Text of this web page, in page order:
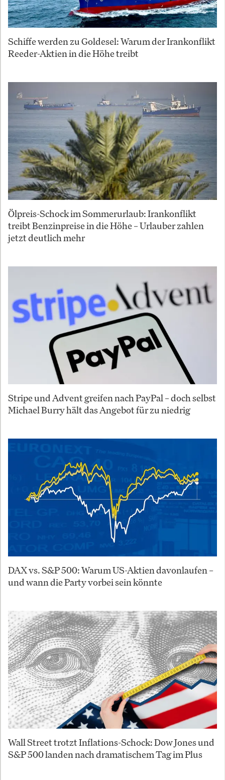
Schiffe werden zu Goldesel: Warum der Irankonflikt
Reeder-Aktien in die Höhe treibt
Ölpreis-Schock im Sommerurlaub: Irankonflikt
treibt Benzinpreise in die Höhe – Urlauber zahlen
jetzt deutlich mehr
Stripe und Advent greifen nach PayPal – doch selbst
Michael Burry hält das Angebot für zu niedrig
DAX vs. S&P 500: Warum US-Aktien davonlaufen –
und wann die Party vorbei sein könnte
Wall Street trotzt Inflations-Schock: Dow Jones und
S&P 500 landen nach dramatischem Tag im Plus